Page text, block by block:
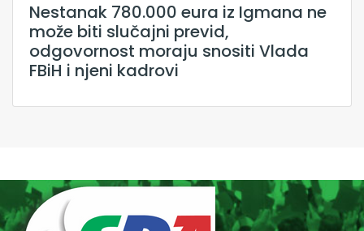
Nestanak 780.000 eura iz Igmana ne
može biti slučajni previd,
odgovornost moraju snositi Vlada
FBiH i njeni kadrovi